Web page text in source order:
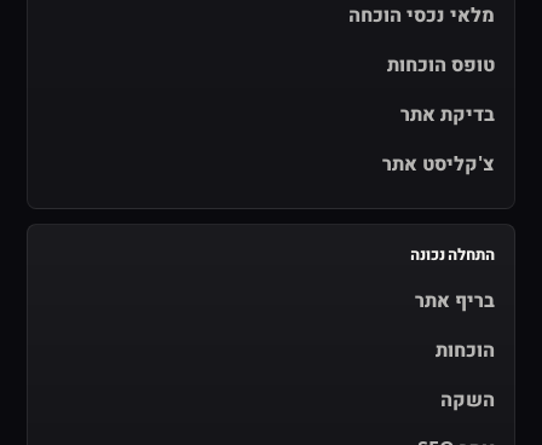
מלאי נכסי הוכחה
טופס הוכחות
בדיקת אתר
צ'קליסט אתר
התחלה נכונה
בריף אתר
הוכחות
השקה